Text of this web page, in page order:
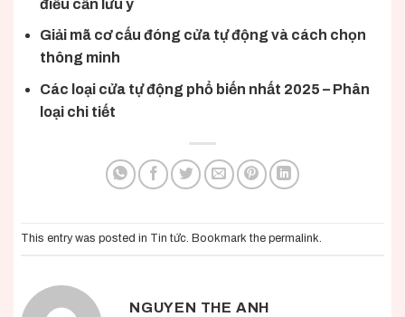
điều cần lưu ý
Giải mã cơ cấu đóng cửa tự động và cách chọn
thông minh
Các loại cửa tự động phổ biến nhất 2025 – Phân
loại chi tiết
This entry was posted in Tin tức. Bookmark the permalink.
NGUYEN THE ANH